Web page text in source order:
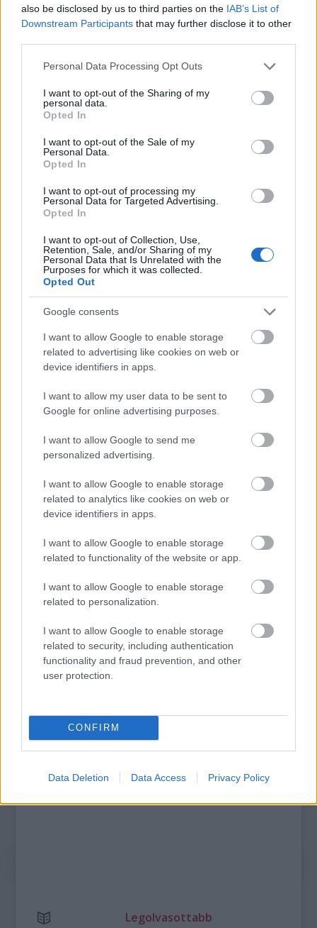
also be disclosed by us to third parties on the IAB’s List of
Downstream Participants that may further disclose it to other
Please note that this website/app uses one or more Google
not limited to your visit or usage behaviour. You may click to
grant or deny consent to Google and its third-party tags to
use your data for below specified purposes in below Google
consent section.
Personal Data Processing Opt Outs
I want to opt-out of the Sharing of my
personal data.
Opted In
I want to opt-out of the Sale of my
Personal Data.
Opted In
I want to opt-out of processing my
Personal Data for Targeted Advertising.
Opted In
I want to opt-out of Collection, Use,
Retention, Sale, and/or Sharing of my
Personal Data that Is Unrelated with the
Purposes for which it was collected.
Opted Out
Google consents
I want to allow Google to enable storage
related to advertising like cookies on web or
device identifiers in apps.
I want to allow my user data to be sent to
Google for online advertising purposes.
I want to allow Google to send me
personalized advertising.
I want to allow Google to enable storage
related to analytics like cookies on web or
device identifiers in apps.
I want to allow Google to enable storage
related to functionality of the website or app.
I want to allow Google to enable storage
related to personalization.
I want to allow Google to enable storage
related to security, including authentication
functionality and fraud prevention, and other
user protection.
CONFIRM
Data Deletion Data Access Privacy Policy
A török régészprofesszor kitért arra is, hogy
a térségben, a Marmara-tó környékén
feltérképeztek hat ókori várat, amelyek
egymástól egynapi járásra helyezkedtek el. A
legnagyobb, 3500 éves erőd feltárását,
amelyről a Hettita Birodalom korabeli
Forrás: MTI
Történelem Törökország Régészet Lavór
MAGYAR KUTATÓ FEDEZTE FEL AZ ÚSZÓK
VILÁGVISZONYLATBAN IS JELENTŐS RÉGÉSZETI
FELTÁRÁS ZAJLIK MAGYARORSZÁGON
LÉTEZIK GYÓGYÍTÓ MÚZEUM?!
https://kulturpart.hu/api/trackback/id/7946572
Kommentek:
nem vállal, azokat nem ellenőrzi. Kifogás esetén forduljon a blog szerkesztőjéhez.
Legolvasottabb